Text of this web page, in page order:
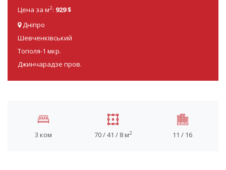
Цена за м2: 929 $
Дніпро
Шевченківський
Тополя-1 мкр.
Джинчарадзе пров.
3 ком 70 / 41 / 8 м2 11 / 16